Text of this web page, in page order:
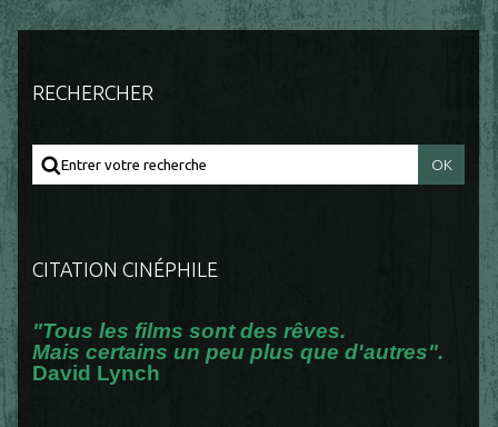
RECHERCHER
CITATION CINÉPHILE
"Tous les films sont des rêves.
Mais certains un peu plus que d'autres".
David Lynch